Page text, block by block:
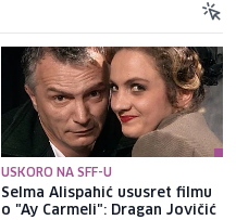
USKORO NA SFF-U
Selma Alispahić ususret filmu
o "Ay Carmeli": Dragan Jovičić